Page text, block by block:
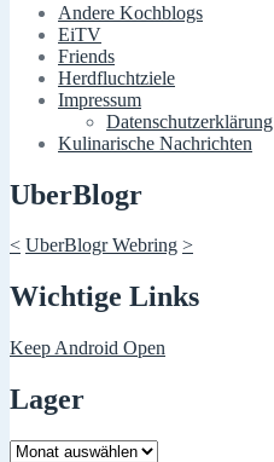
Andere Kochblogs
EiTV
Friends
Herdfluchtziele
Impressum
Datenschutzerklärung
Kulinarische Nachrichten
UberBlogr
< UberBlogr Webring >
Wichtige Links
Keep Android Open
Lager
Lager